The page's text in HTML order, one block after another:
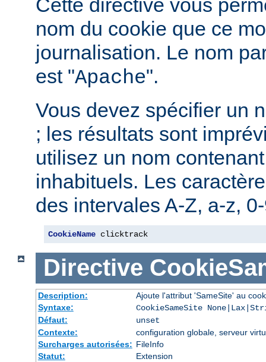
Cette directive vous
nom du cookie que ce
journalisation. Le nom
est "Apache".
Vous devez spécifier un
; les résultats sont
utilisez un nom
inhabituels. Les
des intervales A-Z, a-z,
CookieName clicktrack
Directive
Description:
Ajoute l'attribut 'SameSite' au
Syntaxe:
CookieSameSite
Défaut:
unset
Contexte:
configuration globale, serveur
Surcharges autorisées: FileInfo
Statut:
Extension